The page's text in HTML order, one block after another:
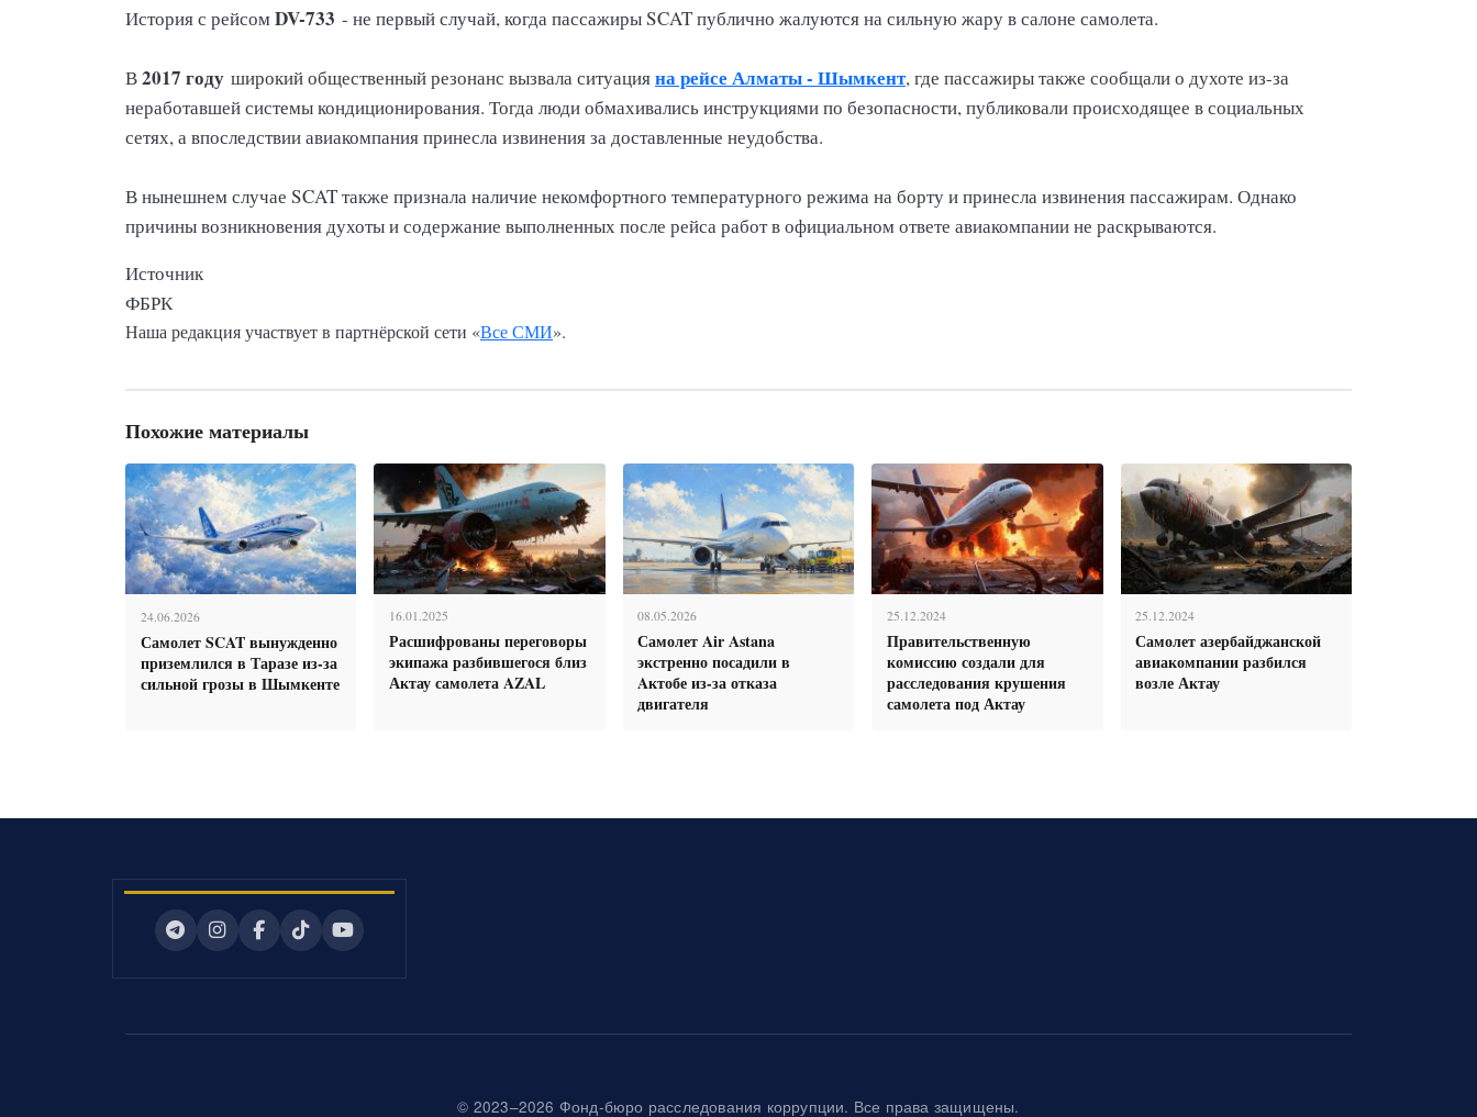
История с рейсомDV-733 - не первый случай, когда пассажиры SCAT публично жалуются на сильную жару в салоне самолета.
В2017 году широкий общественный резонанс вызвала ситуацияна рейсе Алматы - Шымкент, где пассажиры также сообщали о духоте из-за
неработавшей системы кондиционирования. Тогда люди обмахивались инструкциями по безопасности, публиковали происходящее в социальных
сетях, а впоследствии авиакомпания принесла извинения за доставленные неудобства.
В нынешнем случае SCAT также признала наличие некомфортного температурного режима на борту и принесла извинения пассажирам. Однако
причины возникновения духоты и содержание выполненных после рейса работ в официальном ответе авиакомпании не раскрываются.
Источник
ФБРК
Наша редакция участвует в партнёрской сети «Все СМИ».
Похожие материалы
24.06.2026
Самолет SCAT вынужденно
приземлился в Таразе из-за
сильной грозы в Шымкенте
16.01.2025
Расшифрованы переговоры
экипажа разбившегося близ
Актау самолета AZAL
08.05.2026
Самолет Air Astana
экстренно посадили в
Aктобе из-за отказа
двигателя
25.12.2024
Правительственную
комиссию создали для
расследования крушения
самолета под Актау
25.12.2024
Самолет азербайджанской
авиакомпании разбился
возле Актау
© 2023–2026 Фонд-бюро расследования коррупции. Все права защищены.